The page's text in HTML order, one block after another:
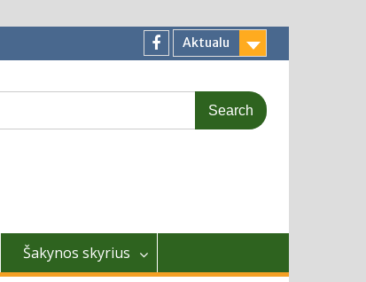
Aktualu
Facebook
Šakynos skyrius